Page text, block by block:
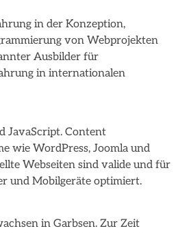
in der Konzeption,
von Webprojekten
Ausbilder für
in internationalen
JavaScript. Content
wie WordPress, Joomla und
Webseiten sind valide und für
und Mobilgeräte optimiert.
in Garbsen. Zur Zeit